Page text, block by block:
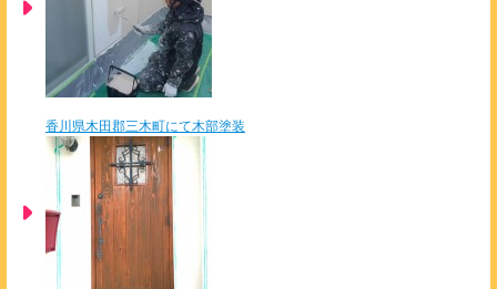
香川県木田郡三木町にて木部塗装